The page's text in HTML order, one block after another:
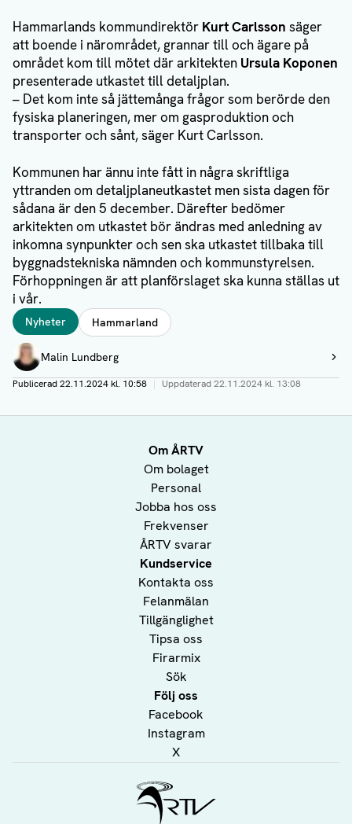
Hammarlands kommundirektör Kurt Carlsson säger
att boende i närområdet, grannar till och ägare på
området kom till mötet där arkitekten Ursula Koponen
presenterade utkastet till detaljplan.
– Det kom inte så jättemånga frågor som berörde den
fysiska planeringen, mer om gasproduktion och
transporter och sånt, säger Kurt Carlsson.
Kommunen har ännu inte fått in några skriftliga
yttranden om detaljplaneutkastet men sista dagen för
sådana är den 5 december. Därefter bedömer
arkitekten om utkastet bör ändras med anledning av
inkomna synpunkter och sen ska utkastet tillbaka till
byggnadstekniska nämnden och kommunstyrelsen.
Förhoppningen är att planförslaget ska kunna ställas ut
i vår.
Taggar
Nyheter Hammarland
Författare
Malin Lundberg
Visa profil
Publicerad22.11.2024 kl. 10:58 | Uppdaterad22.11.2024 kl. 13:08
Om ÅRTV
Om bolaget
Personal
Jobba hos oss
Frekvenser
ÅRTV svarar
Kundservice
Kontakta oss
Felanmälan
Tillgänglighet
Tipsa oss
Firarmix
Sök
Följ oss
Facebook
Instagram
X